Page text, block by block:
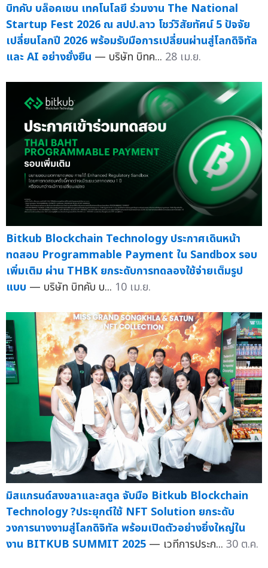
บิทคับ บล็อคเชน เทคโนโลยี ร่วมงาน The National
Startup Fest 2026 ณ สปป.ลาว โชว์วิสัยทัศน์ 5 ปัจจัย
เปลี่ยนโลกปี 2026 พร้อมรับมือการเปลี่ยนผ่านสู่โลกดิจิทัล
และ AI อย่างยั่งยืน — บริษัท บิทค... 28 เม.ย.
Bitkub Blockchain Technology ประกาศเดินหน้า
ทดสอบ Programmable Payment ใน Sandbox รอบ
เพิ่มเติม ผ่าน THBK ยกระดับการทดลองใช้จ่ายเต็มรูป
แบบ — บริษัท บิทคับ บ... 10 เม.ย.
มิสแกรนด์สงขลาและสตูล จับมือ Bitkub Blockchain
Technology ?ประยุกต์ใช้ NFT Solution ยกระดับ
วงการนางงามสู่โลกดิจิทัล พร้อมเปิดตัวอย่างยิ่งใหญ่ใน
งาน BITKUB SUMMIT 2025 — เวทีการประก... 30 ต.ค.